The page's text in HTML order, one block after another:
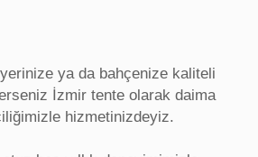
ya da bahçenize kaliteli
İzmir tente olarak daima
hizmetinizdeyiz.